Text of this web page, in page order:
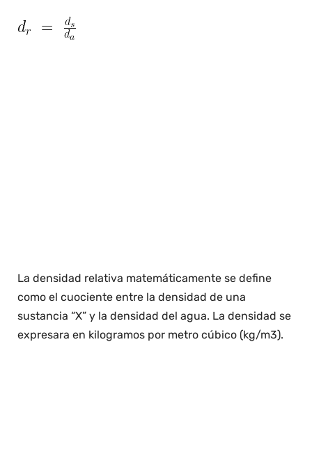
La densidad relativa matemáticamente se define
como el cuociente entre la densidad de una
sustancia “X” y la densidad del agua. La densidad se
expresara en kilogramos por metro cúbico (kg/m3).